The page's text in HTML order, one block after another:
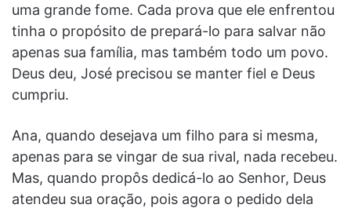
uma grande fome. Cada prova que ele enfrentou
tinha o propósito de prepará-lo para salvar não
apenas sua família, mas também todo um povo.
Deus deu, José precisou se manter fiel e Deus
cumpriu.
Ana, quando desejava um filho para si mesma,
apenas para se vingar de sua rival, nada recebeu.
Mas, quando propôs dedicá-lo ao Senhor, Deus
atendeu sua oração, pois agora o pedido dela